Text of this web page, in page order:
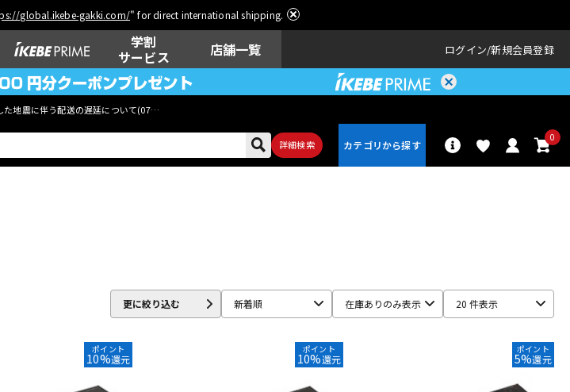
global.ikebe-gakki.com/" for direct international shipping.
学割
サービス
店舗一覧 ログイン 新規会員登録
た地震に伴う配送の遅延について(07月29日
詳細検索
0
その他楽器 アンプ エフェクター
レコーディン
グ機器
配信/ライブ
更に絞り込む 新着順 在庫ありのみ表示 20 件表示
ポイント
10%還元
ポイント
10%還元
ポイント
5%還元